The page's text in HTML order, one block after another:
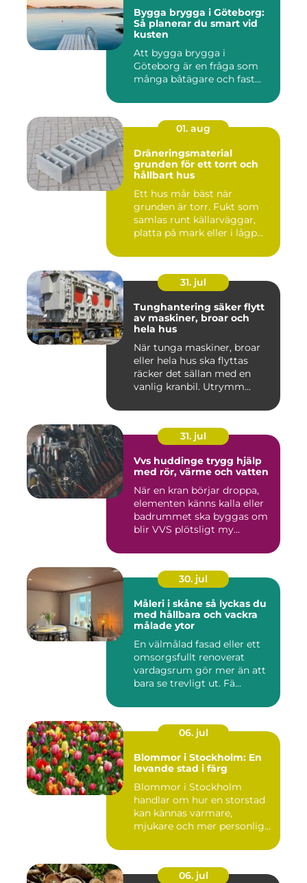
Bygga brygga i Göteborg:
Så planerar du smart vid
kusten
Att bygga brygga i
Göteborg är en fråga som
många båtägare och fast...
01. aug
Dräneringsmaterial
grunden för ett torrt och
hållbart hus
Ett hus mår bäst när
grunden är torr. Fukt som
samlas runt källarväggar,
platta på mark eller i lågp...
31. jul
Tunghantering säker flytt
av maskiner, broar och
hela hus
När tunga maskiner, broar
eller hela hus ska flyttas
räcker det sällan med en
vanlig kranbil. Utrymm...
31. jul
Vvs huddinge trygg hjälp
med rör, värme och vatten
När en kran börjar droppa,
elementen känns kalla eller
badrummet ska byggas om
blir VVS plötsligt my...
30. jul
Måleri i skåne så lyckas du
med hållbara och vackra
målade ytor
En välmålad fasad eller ett
omsorgsfullt renoverat
vardagsrum gör mer än att
bara se trevligt ut. Fä...
06. jul
Blommor i Stockholm: En
levande stad i färg
Blommor i Stockholm
handlar om hur en storstad
kan kännas varmare,
mjukare och mer personlig
06. jul